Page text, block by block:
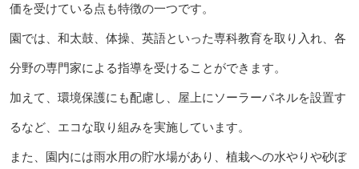
価を受けている点も特徴の一つです。
園では、和太鼓、体操、英語といった専科教育を取り入れ、各
分野の専門家による指導を受けることができます。
加えて、環境保護にも配慮し、屋上にソーラーパネルを設置す
るなど、エコな取り組みを実施しています。
また、園内には雨水用の貯水場があり、植栽への水やりや砂ぼ